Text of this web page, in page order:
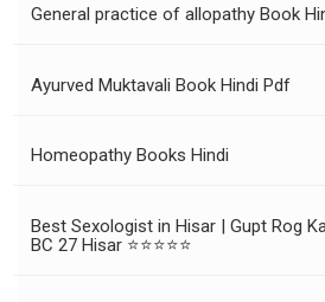
General practice of allopathy Book
Ayurved Muktavali Book Hindi Pdf
Homeopathy Books Hindi
Best Sexologist in Hisar | Gupt Rog
BC 27 Hisar ⭐⭐⭐⭐⭐